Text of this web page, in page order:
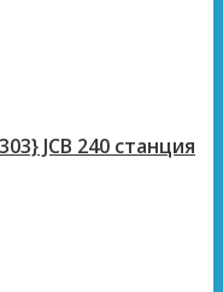
JCB 240 станция